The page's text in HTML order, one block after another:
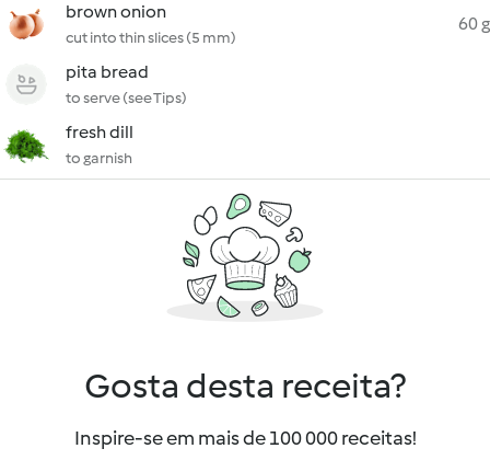
brown onion
cut into thin slices (5 mm)
60 g
pita bread
to serve (see Tips)
fresh dill
to garnish
Gosta desta receita?
Inspire-se em mais de 100 000 receitas!